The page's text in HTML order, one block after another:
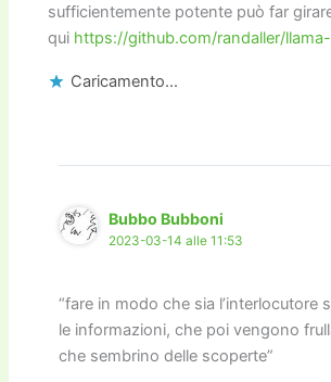
sufficientemente potente può far
qui https://github.com/randaller/
Caricamento...
Bubbo Bubboni
2023-03-14 alle 11:53
“fare in modo che sia l’interlocutore
le informazioni, che poi vengono
che sembrino delle scoperte”